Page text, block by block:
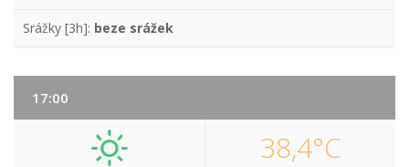
Srážky [3h]: beze srážek
17:00
38,4°C